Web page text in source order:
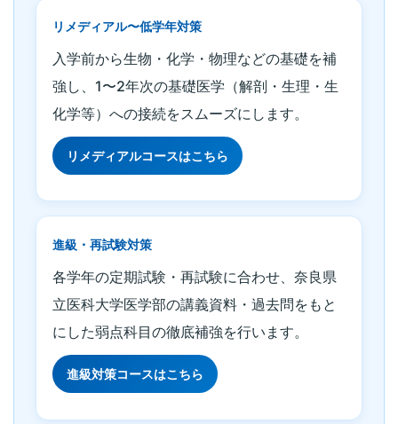
リメディアル〜低学年対策
入学前から生物・化学・物理などの基礎を補
強し、1〜2年次の基礎医学（解剖・生理・生
化学等）への接続をスムーズにします。
リメディアルコースはこちら
進級・再試験対策
各学年の定期試験・再試験に合わせ、奈良県
立医科大学医学部の講義資料・過去問をもと
にした弱点科目の徹底補強を行います。
進級対策コースはこちら